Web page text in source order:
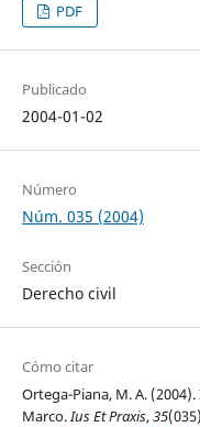
PDF
Publicado
2004-01-02
Número
Núm. 035 (2004)
Sección
Derecho civil
Cómo citar
Ortega-Piana, M. A.
Marco.Ius Et Praxis,35